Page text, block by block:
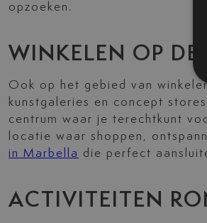
opzoeken.
WINKELEN OP
Ook op het gebied van
kunstgaleries en concept
centrum waar je terechtkunt
locatie waar shoppen,
in Marbella die perfect
ACTIVITEITEN